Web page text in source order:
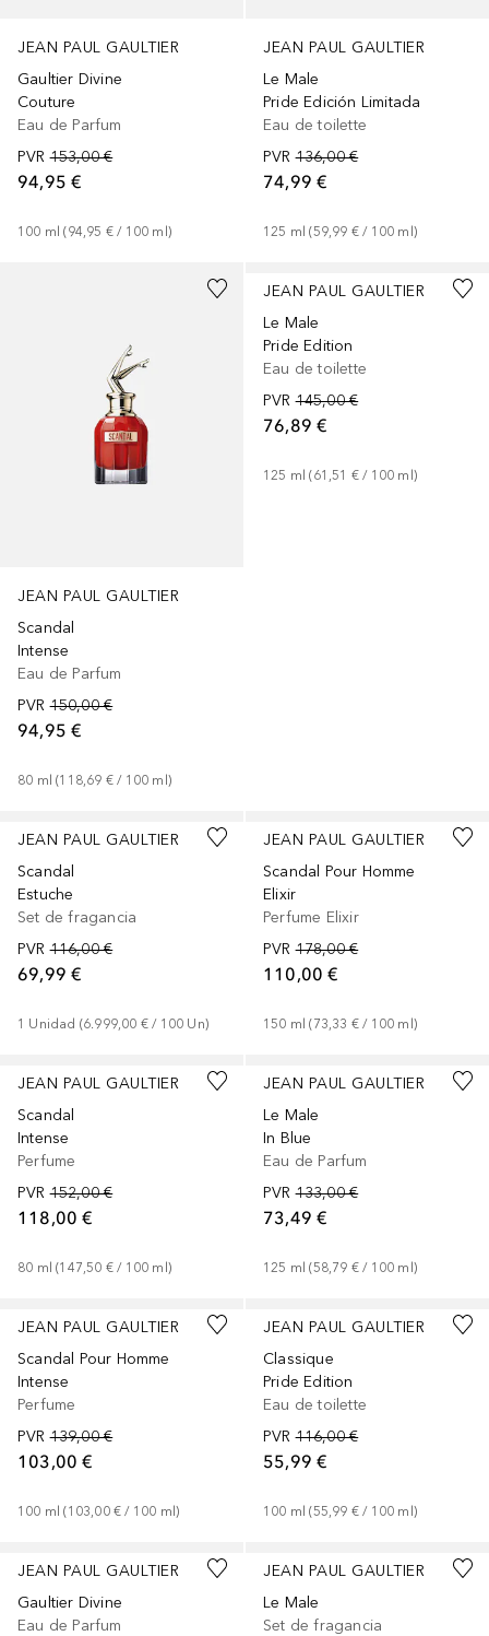
JEAN PAUL GAULTIER
Gaultier Divine
Couture
Eau de Parfum
PVR 153,00 €
94,95 €
100 ml (94,95 € / 100 ml )
JEAN PAUL GAULTIER
Le Male
Pride Edición Limitada
Eau de toilette
PVR 136,00 €
74,99 €
125 ml (59,99 € / 100 ml )
JEAN PAUL GAULTIER
Scandal
Intense
Eau de Parfum
PVR 150,00 €
94,95 €
80 ml (118,69 € / 100 ml )
JEAN PAUL GAULTIER
Le Male
Pride Edition
Eau de toilette
PVR 145,00 €
76,89 €
125 ml (61,51 € / 100 ml )
JEAN PAUL GAULTIER
Scandal
Estuche
Set de fragancia
PVR 116,00 €
69,99 €
1 Unidad (6.999,00 € / 100 Un)
JEAN PAUL GAULTIER
Scandal Pour Homme
Elixir
Perfume Elixir
PVR 178,00 €
110,00 €
150 ml (73,33 € / 100 ml )
JEAN PAUL GAULTIER
Scandal
Intense
Perfume
PVR 152,00 €
118,00 €
80 ml (147,50 € / 100 ml )
JEAN PAUL GAULTIER
Le Male
In Blue
Eau de Parfum
PVR 133,00 €
73,49 €
125 ml (58,79 € / 100 ml )
JEAN PAUL GAULTIER
Scandal Pour Homme
Intense
Perfume
PVR 139,00 €
103,00 €
100 ml (103,00 € / 100 ml)
JEAN PAUL GAULTIER
Classique
Pride Edition
Eau de toilette
PVR 116,00 €
55,99 €
100 ml (55,99 € / 100 ml )
JEAN PAUL GAULTIER
Gaultier Divine
Eau de Parfum
JEAN PAUL GAULTIER
Le Male
Set de fragancia